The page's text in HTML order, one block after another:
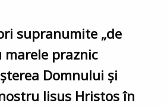
supranumite „de
marele praznic
Domnului și
Iisus Hristos în